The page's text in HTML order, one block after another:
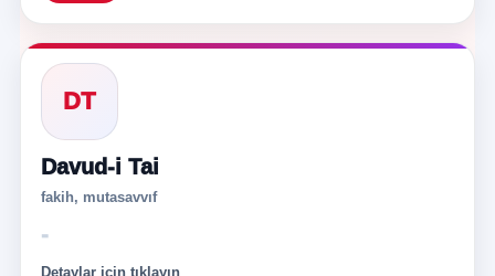
DT
Davud-i Tai
fakih, mutasavvıf
-
Detaylar için tıklayın